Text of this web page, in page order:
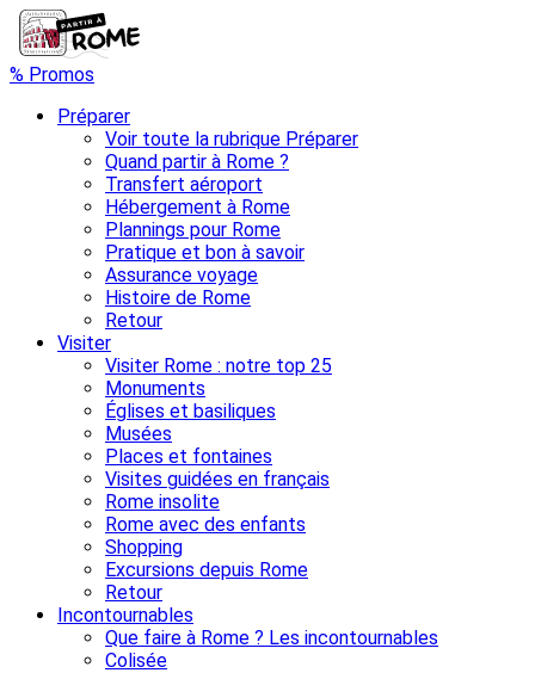
% Promos
Préparer
Voir toute la rubrique Préparer
Quand partir à Rome ?
Transfert aéroport
Hébergement à Rome
Plannings pour Rome
Pratique et bon à savoir
Assurance voyage
Histoire de Rome
Retour
Visiter
Visiter Rome : notre top 25
Monuments
Églises et basiliques
Musées
Places et fontaines
Visites guidées en français
Rome insolite
Rome avec des enfants
Shopping
Excursions depuis Rome
Retour
Incontournables
Que faire à Rome ? Les incontournables
Colisée